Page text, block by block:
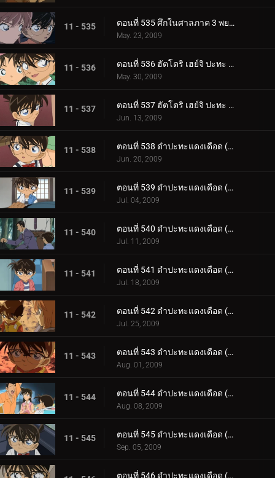
11 - 535 ตอนที่ 535 ศึกในศาลภาค 3 พยานที่เห็นเหตุการณ์คืออัยการ (ตอนพิเศษ 2)
May. 23, 2009
11 - 536 ตอนที่ 536 ฮัตโตริ เฮย์จิ ปะทะ คุโด้ ชินอิจิ แข่งคลี่คลายคดีที่ลานสกี (ตอนพิเศษ 1) ยอดนักสืบจิ๋วโค__.
May. 30, 2009
11 - 537 ตอนที่ 537 ฮัตโตริ เฮย์จิ ปะทะ คุโด้ ชินอิจิ แข่งคลี่คลายคดีที่ลานสกี (ตอนพิเศษ 2) ยอดนักสืบจิ๋วโค__.
Jun. 13, 2009
11 - 538 ตอนที่ 538 ดำปะทะแดงเดือด (ตอน 1)
Jun. 20, 2009
11 - 539 ตอนที่ 539 ดำปะทะแดงเดือด (ตอน 2)
Jul. 04, 2009
11 - 540 ตอนที่ 540 ดำปะทะแดงเดือด (ตอน 3)
Jul. 11, 2009
11 - 541 ตอนที่ 541 ดำปะทะแดงเดือด (ตอน 4)
Jul. 18, 2009
11 - 542 ตอนที่ 542 ดำปะทะแดงเดือด (ตอน 5)
Jul. 25, 2009
11 - 543 ตอนที่ 543 ดำปะทะแดงเดือด (ตอน 6)
Aug. 01, 2009
11 - 544 ตอนที่ 544 ดำปะทะแดงเดือด (ตอน 7)
Aug. 08, 2009
11 - 545 ตอนที่ 545 ดำปะทะแดงเดือด (ตอน 8)
Sep. 05, 2009
ตอนที่ 546 ดำปะทะแดงเดือด (ตอน 9)